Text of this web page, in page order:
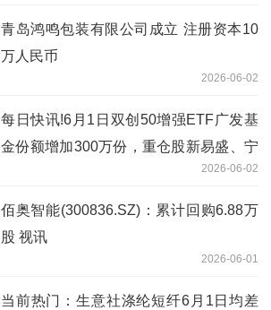
青岛鸿鸣包装有限公司成立 注册资本10
万人民币
2026-06-02
每日快讯!6月1日双创50增强ETF广发基
金份额增加300万份，重仓股新易盛、宁
2026-06-02
佰奥智能(300836.SZ)：累计回购6.88万
股 视讯
2026-06-01
当前热门：生意社涤纶短纤6月1日均差